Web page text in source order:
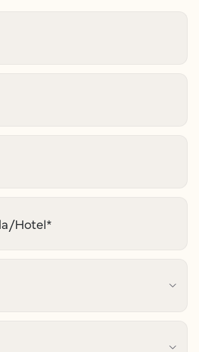
Hotel*